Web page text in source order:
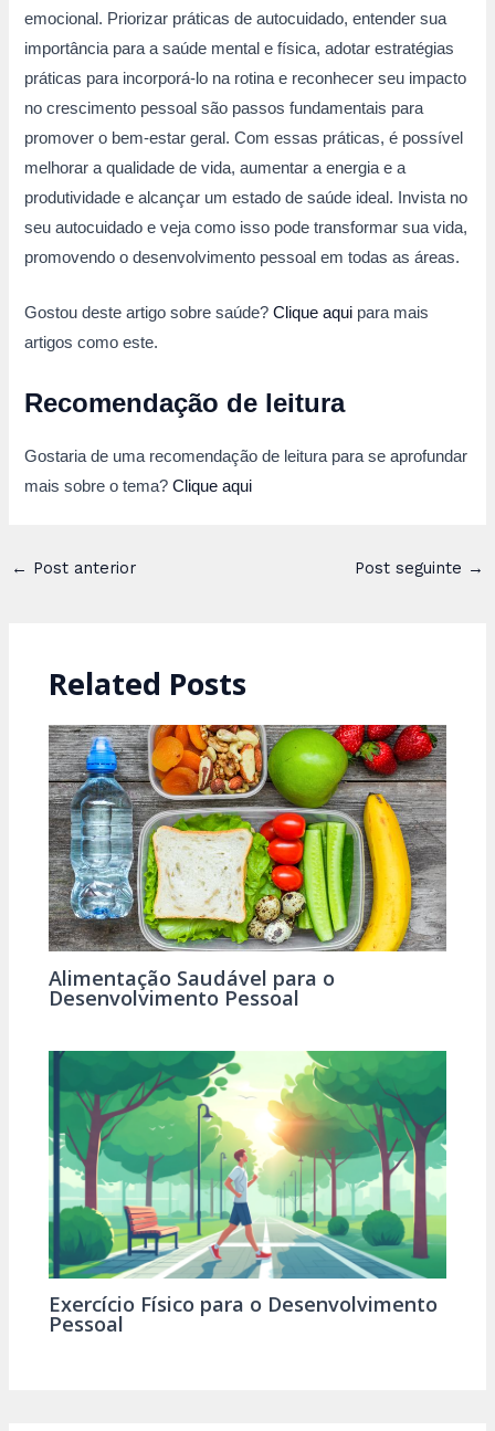
emocional. Priorizar práticas de autocuidado, entender sua
importância para a saúde mental e física, adotar estratégias
práticas para incorporá-lo na rotina e reconhecer seu impacto
no crescimento pessoal são passos fundamentais para
promover o bem-estar geral. Com essas práticas, é possível
melhorar a qualidade de vida, aumentar a energia e a
produtividade e alcançar um estado de saúde ideal. Invista no
seu autocuidado e veja como isso pode transformar sua vida,
promovendo o desenvolvimento pessoal em todas as áreas.
Gostou deste artigo sobre saúde?Clique aqui para mais
artigos como este.
Recomendação de leitura
Gostaria de uma recomendação de leitura para se aprofundar
mais sobre o tema?Clique aqui
Post
← Post anterior Post seguinte →
Related Posts
Alimentação Saudável para o
Desenvolvimento Pessoal
Exercício Físico para o Desenvolvimento
Pessoal